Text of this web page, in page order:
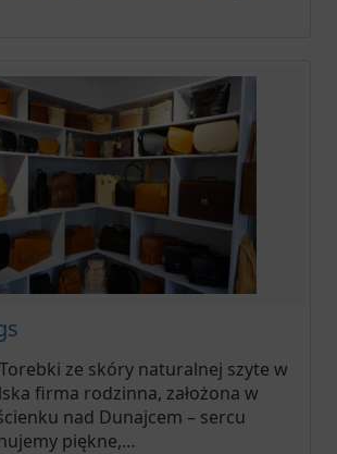
ze skóry naturalnej szyte w
firma rodzinna, założona w
nad Dunajcem – sercu
piękne,…